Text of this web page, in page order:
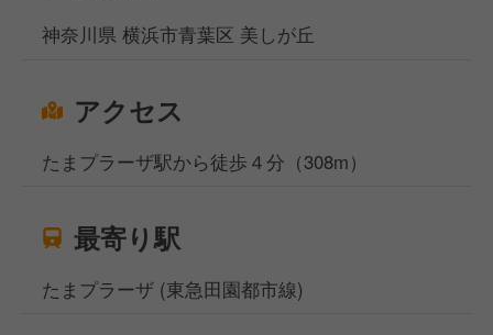
神奈川県 横浜市青葉区 美しが丘
アクセス
たまプラーザ駅から徒歩４分（308m）
最寄り駅
たまプラーザ (東急田園都市線)